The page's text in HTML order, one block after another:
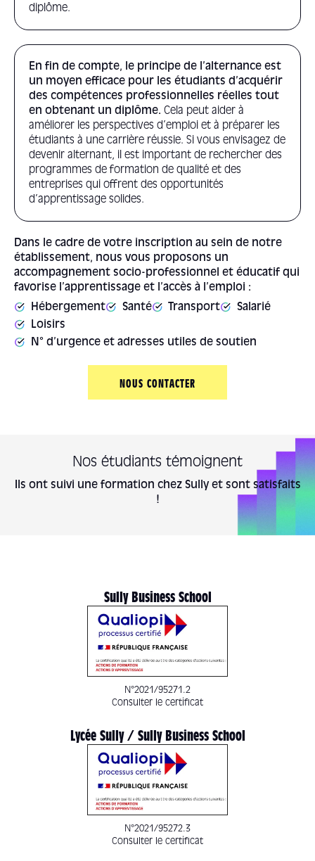
diplôme.
En fin de compte, le principe de l’alternance est
un moyen efficace pour les étudiants d’acquérir
des compétences professionnelles réelles tout
en obtenant un diplôme. Cela peut aider à
améliorer les perspectives d’emploi et à préparer les
étudiants à une carrière réussie. Si vous envisagez de
devenir alternant, il est important de rechercher des
programmes de formation de qualité et des
entreprises qui offrent des opportunités
d’apprentissage solides.
Dans le cadre de votre inscription au sein de notre
établissement, nous vous proposons un
accompagnement socio-professionnel et éducatif qui
favorise l’apprentissage et l’accès à l’emploi :
Hébergement
Santé Transport
Salarié
Loisirs
N° d’urgence et adresses utiles de soutien
NOUS CONTACTER
Nos étudiants témoignent
Ils ont suivi une formation chez Sully et sont satisfaits
!
Sully Business School
N°2021/95271.2
Consulter le certificat
Lycée Sully / Sully Business School
N°2021/95272.3
Consulter le certificat